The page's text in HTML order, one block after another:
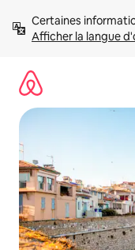
directement
Afficher la langue